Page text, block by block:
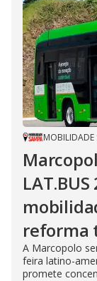
MOBILIDADE
reforma
A Marcopolo
feira latino-
promete